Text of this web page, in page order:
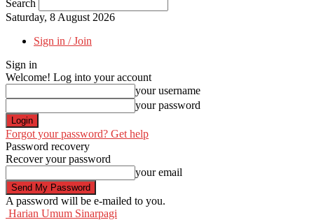
Search
Saturday, 8 August 2026
Sign in / Join
Sign in
Welcome! Log into your account
your username
your password
Forgot your password? Get help
Password recovery
Recover your password
your email
A password will be e-mailed to you.
Harian Umum Sinarpagi